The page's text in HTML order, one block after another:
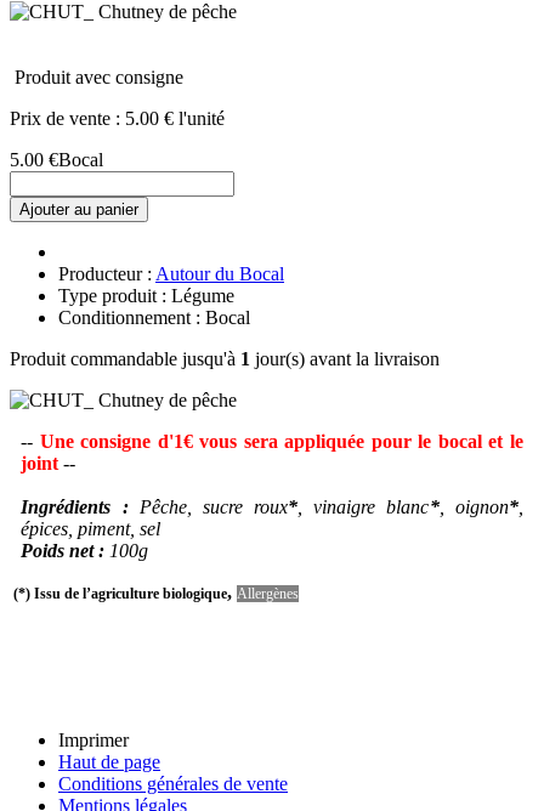
Produit avec consigne
Prix de vente : 5.00 € l'unité
5.00 €Bocal
Ajouter au panier
Producteur : Autour du Bocal
Type produit : Légume
Conditionnement : Bocal
Produit commandable jusqu'à 1 jour(s) avant la livraison
-- Une consigne d'1€ vous sera appliquée pour le bocal et le
joint --
Ingrédients :Pêche, sucre roux* , vinaigre blanc*, oignon*,
épices, piment, sel
Poids net : 100g
(*) Issu de l’agriculture biologique, Allergènes
Imprimer
Haut de page
Conditions générales de vente
Mentions légales